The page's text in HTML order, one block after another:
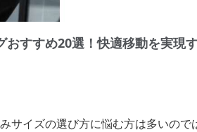
すすめ20選！快適移動を実現
イズの選び方に悩む方は多いので